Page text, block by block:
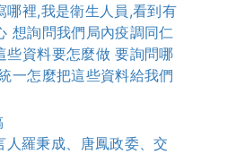
哪裡,我是衛生人員,看到有
想詢問我們局內疫調同仁
些資料要怎麼做 要詢問哪
一怎麼把這些資料給我們
人羅秉成、唐鳳政委、交